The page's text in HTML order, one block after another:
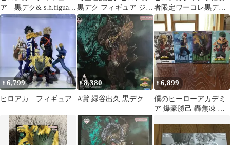
ア 黒デク& s.h.figuarts
オーバーレイデク
黒デク フィギュア ジャ
ンプGIGA 応募者全員
サービス
者限定ワーコレ黒デク
&爆豪勝己僕のヒーロ
ーアカデミア
¥6,799
ヒロアカ フィギュア
¥8,380
A賞 緑谷出久 黒デク
¥6,899
僕のヒーローアカデミ
ア 爆豪勝己 轟焦凍 緑
久 計4種